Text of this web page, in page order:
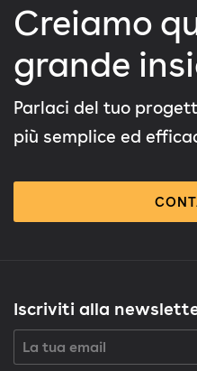
Creiamo
grande
Parlaci del tuo
più semplice ed
Iscriviti alla